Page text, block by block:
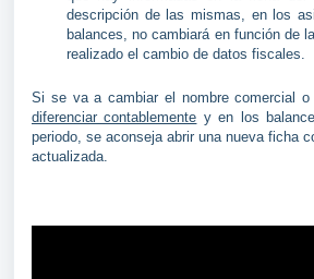
descripción de las mismas, en los
balances, no cambiará en función de
realizado el cambio de datos fiscales.
Si se va a cambiar el nombre comercial o
diferenciar contablemente y en los
periodo, se aconseja abrir una nueva ficha
actualizada.